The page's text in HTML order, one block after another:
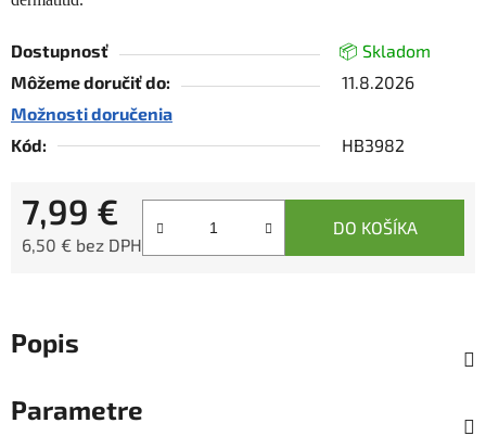
Dostupnosť
📦 Skladom
Môžeme doručiť do:
11.8.2026
Možnosti doručenia
Kód:
HB3982
7,99 €
6,50 € bez DPH
DO KOŠÍKA
Popis
Parametre